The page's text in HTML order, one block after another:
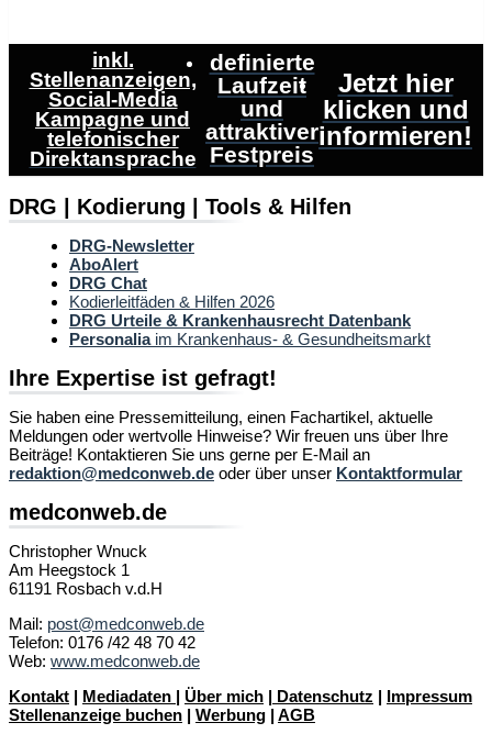
inkl.
Stellenanzeigen,
Social-Media
Kampagne und
telefonischer
Direktansprache
definierte
Laufzeit
und
attraktiver
Festpreis
Jetzt hier
klicken und
informieren!
DRG | Kodierung | Tools & Hilfen
DRG-Newsletter
AboAlert
DRG Chat
Kodierleitfäden & Hilfen 2026
DRG Urteile & Krankenhausrecht Datenbank
Personaliaim Krankenhaus- & Gesundheitsmarkt
Ihre Expertise ist gefragt!
Sie haben eine Pressemitteilung, einen Fachartikel, aktuelle
Meldungen oder wertvolle Hinweise? Wir freuen uns über Ihre
Beiträge! Kontaktieren Sie uns gerne per E-Mail an
redaktion@medconweb.de oder über unser Kontaktformular
medconweb.de
Christopher Wnuck
Am Heegstock 1
61191 Rosbach v.d.H
Mail: post@medconweb.de
Telefon: 0176 /42 48 70 42
Web: www.medconweb.de
Kontakt | Mediadaten | Über mich | Datenschutz | Impressum
Stellenanzeige buchen | Werbung | AGB